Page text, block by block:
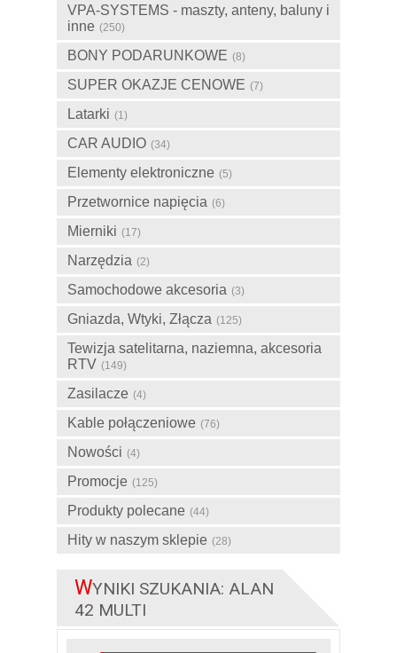
VPA-SYSTEMS - maszty, anteny, baluny i
inne (250)
BONY PODARUNKOWE (8)
SUPER OKAZJE CENOWE (7)
Latarki (1)
CAR AUDIO (34)
Elementy elektroniczne (5)
Przetwornice napięcia (6)
Mierniki (17)
Narzędzia (2)
Samochodowe akcesoria (3)
Gniazda, Wtyki, Złącza (125)
Tewizja satelitarna, naziemna, akcesoria
RTV (149)
Zasilacze (4)
Kable połączeniowe (76)
Nowości (4)
Promocje (125)
Produkty polecane (44)
Hity w naszym sklepie (28)
WYNIKI SZUKANIA: ALAN
42 MULTI